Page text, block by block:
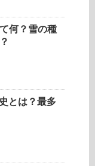
何？雪の種
とは？最多